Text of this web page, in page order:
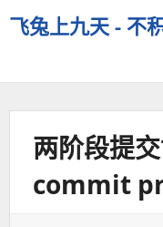
飞兔上九天 - 不
两阶段提
commit